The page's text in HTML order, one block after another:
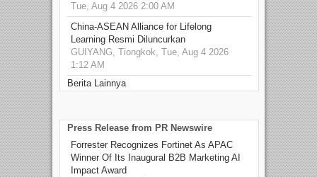
Tue, Aug 4 2026 2:00 AM
China-ASEAN Alliance for Lifelong
Learning Resmi Diluncurkan
GUIYANG, Tiongkok, Tue, Aug 4 2026
1:12 AM
Berita Lainnya
Press Release from PR Newswire
Forrester Recognizes Fortinet As APAC
Winner Of Its Inaugural B2B Marketing AI
Impact Award